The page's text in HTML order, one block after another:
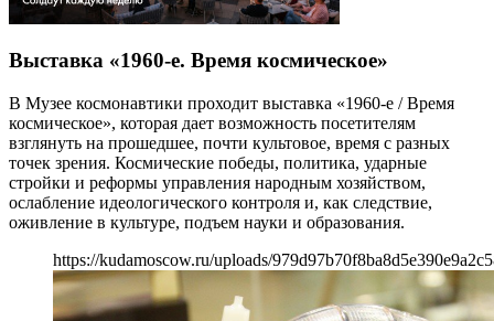
Выставка «1960-е. Время космическое»
В Музее космонавтики проходит выставка «1960-е / Время
космическое», которая дает возможность посетителям
взглянуть на прошедшее, почти культовое, время с разных
точек зрения. Космические победы, политика, ударные
стройки и реформы управления народным хозяйством,
ослабление идеологического контроля и, как следствие,
оживление в культуре, подъем науки и образования.
https://kudamoscow.ru/uploads/